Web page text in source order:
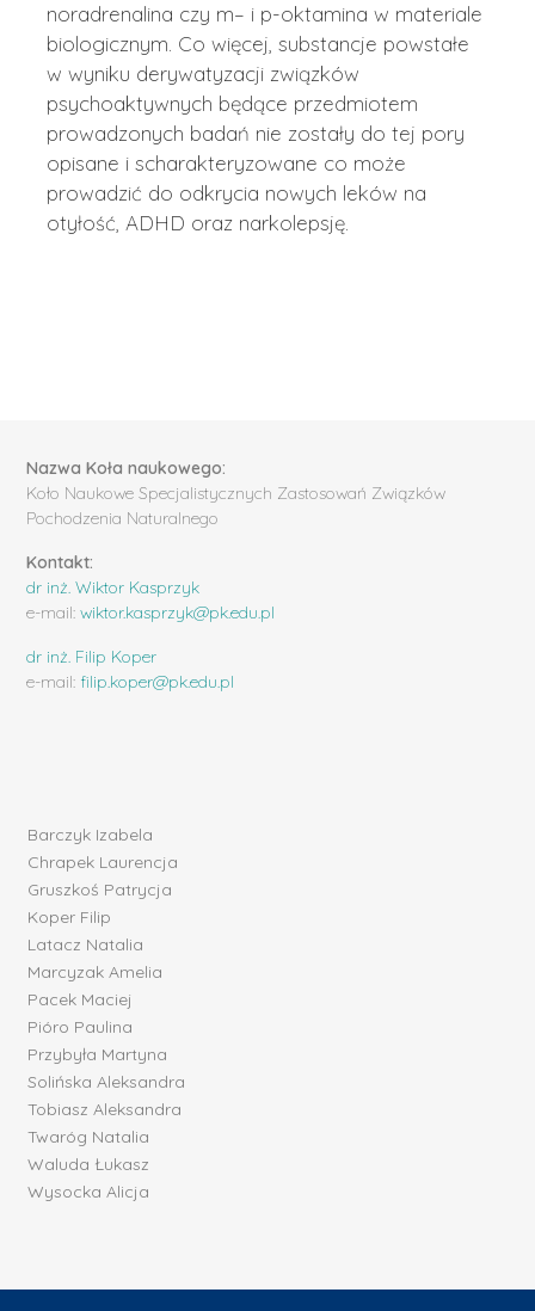
noradrenalina czy m– i p-oktamina w materiale
biologicznym. Co więcej, substancje powstałe
w wyniku derywatyzacji związków
psychoaktywnych będące przedmiotem
prowadzonych badań nie zostały do tej pory
opisane i scharakteryzowane co może
prowadzić do odkrycia nowych leków na
otyłość, ADHD oraz narkolepsję.
Nazwa Koła naukowego:
Koło Naukowe Specjalistycznych Zastosowań Związków
Pochodzenia Naturalnego
Kontakt:
dr inż. Wiktor Kasprzyk
e-mail:wiktor.kasprzyk@pk.edu.pl
dr inż. Filip Koper
e-mail: filip.koper@pk.edu.pl
Barczyk Izabela
Chrapek Laurencja
Gruszkoś Patrycja
Koper Filip
Latacz Natalia
Marcyzak Amelia
Pacek Maciej
Pióro Paulina
Przybyła Martyna
Solińska Aleksandra
Tobiasz Aleksandra
Twaróg Natalia
Waluda Łukasz
Wysocka Alicja